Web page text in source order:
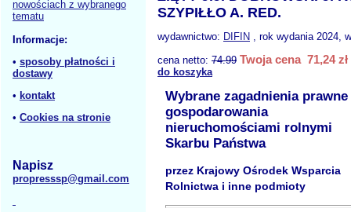
nowościach z wybranego
tematu
Informacje:
• sposoby płatności i
dostawy
• kontakt
• Cookies na stronie
Napisz
propresssp@gmail.com
SZYPIŁŁO A. RED.
wydawnictwo: DIFIN , rok wydania 2024,
cena netto: 74.99 Twoja cena 71,24 zł
do koszyka
Wybrane zagadnienia prawne
gospodarowania
nieruchomościami rolnymi
Skarbu Państwa
przez Krajowy Ośrodek Wsparcia
Rolnictwa i inne podmioty